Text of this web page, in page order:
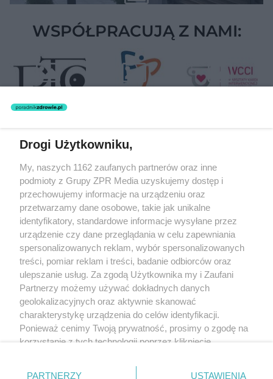
WSPÓŁPRACUJĄ Z NAMI:
rozpowszechniany lub dalej rozpowszechniany w jakikolwiek sposób
(w tym także elektroniczny lub mechaniczny) na jakimkolwiek polu
eksploatacji w jakiejkolwiek formie, włącznie z umieszczaniem w
Internecie bez pisemnej zgody właściciela praw. Jakiekolwiek użycie
lub wykorzystanie utworów w całości lub w części z naruszeniem
prawa, tzn. bez właściwej zgody, jest zabronione pod groźbą kary i
może być ścigane prawnie.
O nas
Informacje prawne
Nasze serwisy
Drogi Użytkowniku,
My, naszych 1162 zaufanych partnerów oraz inne
podmioty z Grupy ZPR Media uzyskujemy dostęp i
przechowujemy informacje na urządzeniu oraz
przetwarzamy dane osobowe, takie jak unikalne
identyfikatory, standardowe informacje wysyłane przez
urządzenie czy dane przeglądania w celu zapewniania
spersonalizowanych reklam, wybór spersonalizowanych
treści, pomiar reklam i treści, badanie odbiorców oraz
ulepszanie usług. Za zgodą Użytkownika my i Zaufani
Partnerzy możemy używać dokładnych danych
geolokalizacyjnych oraz aktywnie skanować
charakterystykę urządzenia do celów identyfikacji.
Ponieważ cenimy Twoją prywatność, prosimy o zgodę na
korzystanie z tych technologii poprzez kliknięcie
zmienić/wycofać klikając przycisk ustawień prywatności
PARTNERZY USTAWIENIA